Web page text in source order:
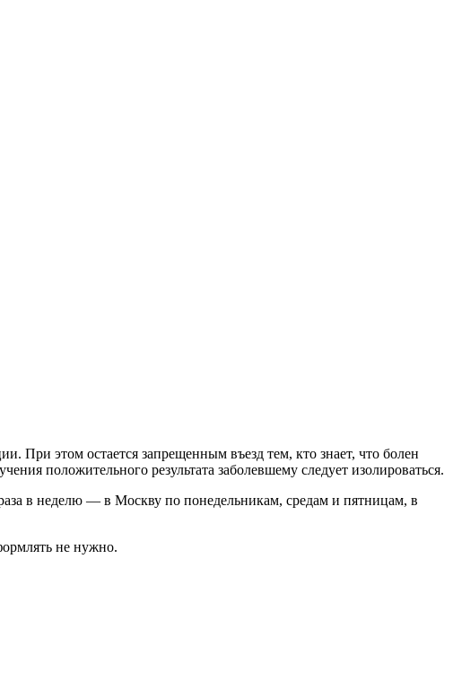
При этом остается запрещенным въезд тем, кто знает, что болен
положительного результата заболевшему следует изолироваться.
в неделю — в Москву по понедельникам, средам и пятницам, в
не нужно.